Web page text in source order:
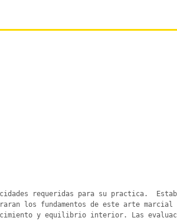
requeridas para su practica.
los fundamentos de este arte
y equilibrio interior. Las